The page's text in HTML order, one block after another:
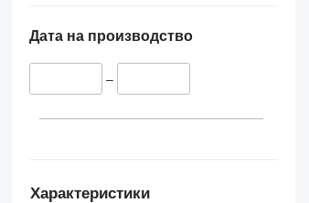
Дата на производство
–
Характеристики